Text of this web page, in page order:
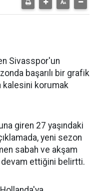
Sivasspor'un
başarılı bir grafik
kalesini korumak
giren 27 yaşındaki
yeni sezon
sabah ve akşam
devam ettiğini belirtti.